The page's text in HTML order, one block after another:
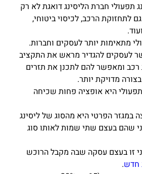
תפעולי חברת הליסינג דואגת לא רק
לתחזוקת הרכב, לכיסוי ביטוחי,
מתאימות יותר לעסקים וחברות.
לעסקים להגדיר מראש את התקציב
רכב ומאפשר להם לתכנן את תזרים
מדויקת יותר.
היא אופציה פחות שכיחה
במגזר הפרטי היא מהסוג של ליסינג
שהם בעצם שתי שמות לאותו סוג
זו בעצם עסקה שבה מקבל הרוכש
חדש.